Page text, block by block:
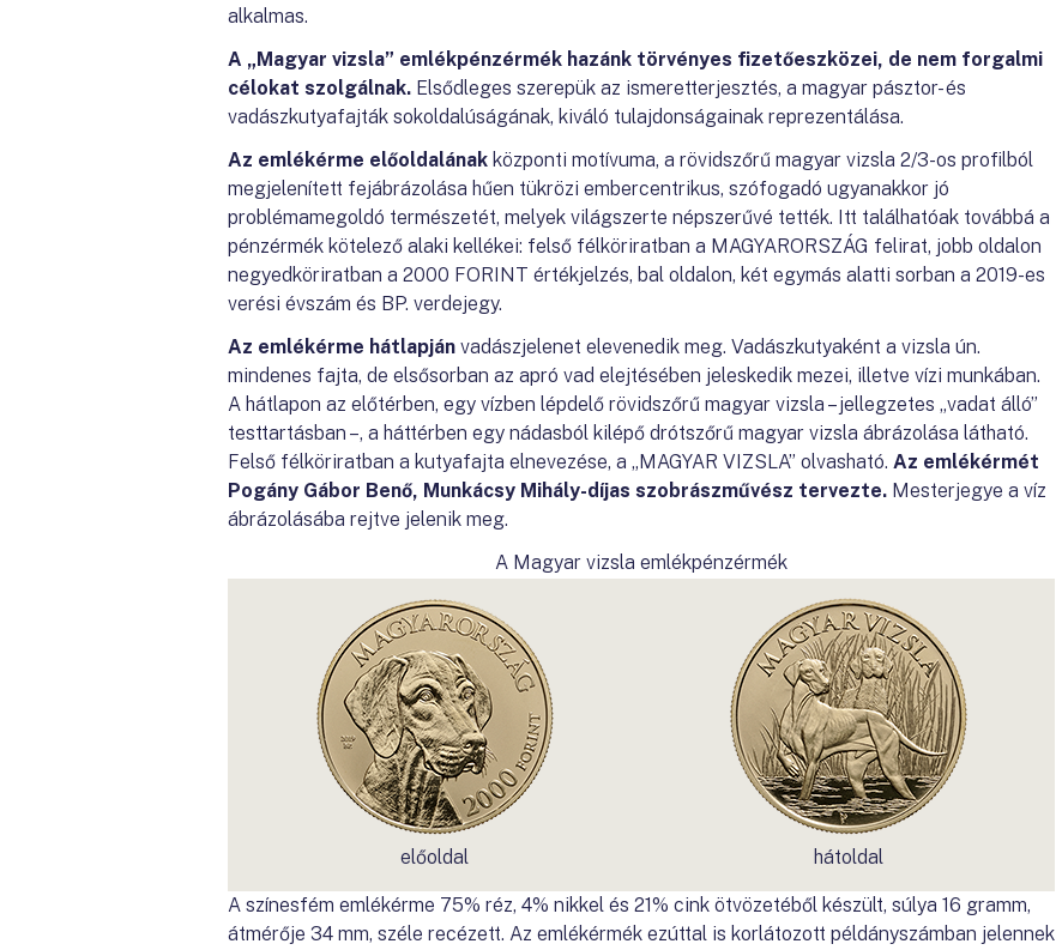
alkalmas.
A „Magyar vizsla” emlékpénzérmék hazánk törvényes fizetőeszközei, de nem forgalmi
célokat szolgálnak. Elsődleges szerepük az ismeretterjesztés, a magyar pásztor- és
vadászkutyafajták sokoldalúságának, kiváló tulajdonságainak reprezentálása.
Az emlékérme előoldalának központi motívuma, a rövidszőrű magyar vizsla 2/3-os profilból
megjelenített fejábrázolása hűen tükrözi embercentrikus, szófogadó ugyanakkor jó
problémamegoldó természetét, melyek világszerte népszerűvé tették. Itt találhatóak továbbá a
pénzérmék kötelező alaki kellékei: felső félköriratban a MAGYARORSZÁG felirat, jobb oldalon
negyedköriratban a 2000 FORINT értékjelzés, bal oldalon, két egymás alatti sorban a 2019-es
verési évszám és BP. verdejegy.
Az emlékérme hátlapján vadászjelenet elevenedik meg. Vadászkutyaként a vizsla ún.
mindenes fajta, de elsősorban az apró vad elejtésében jeleskedik mezei, illetve vízi munkában.
A hátlapon az előtérben, egy vízben lépdelő rövidszőrű magyar vizsla – jellegzetes „vadat álló”
testtartásban –, a háttérben egy nádasból kilépő drótszőrű magyar vizsla ábrázolása látható.
Felső félköriratban a kutyafajta elnevezése, a „MAGYAR VIZSLA” olvasható. Az emlékérmét
Pogány Gábor Benő, Munkácsy Mihály-díjas szobrászművész tervezte. Mesterjegye a víz
ábrázolásába rejtve jelenik meg.
A Magyar vizsla emlékpénzérmék
előoldal hátoldal
A színesfém emlékérme 75% réz, 4% nikkel és 21% cink ötvözetéből készült, súlya 16 gramm,
átmérője 34 mm, széle recézett. Az emlékérmék ezúttal is korlátozott példányszámban jelennek